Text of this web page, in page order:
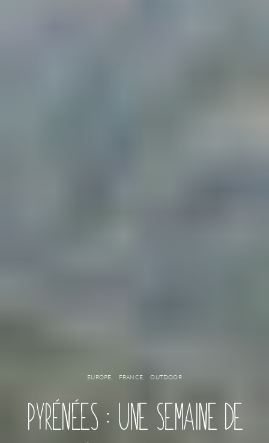
EUROPE FRANCE OUTDOOR
PYRÉNÉES : UNE SEMAINE DE